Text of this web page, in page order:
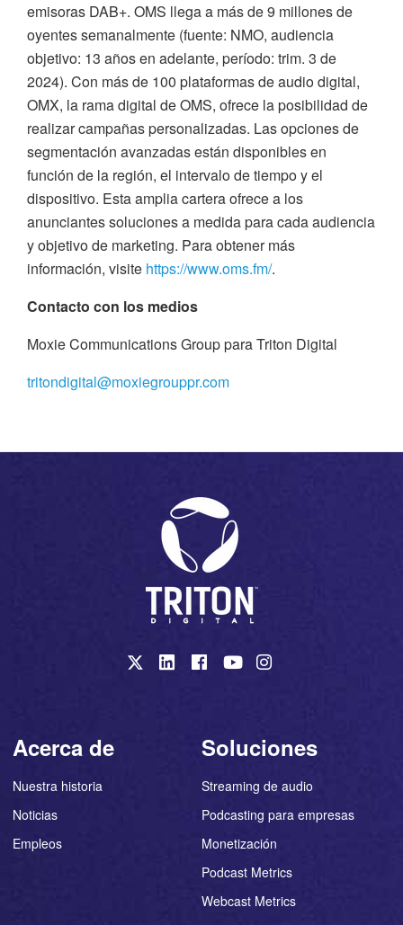
emisoras DAB+. OMS llega a más de 9 millones de
oyentes semanalmente (fuente: NMO, audiencia
objetivo: 13 años en adelante, período: trim. 3 de
2024). Con más de 100 plataformas de audio digital,
OMX, la rama digital de OMS, ofrece la posibilidad de
realizar campañas personalizadas. Las opciones de
segmentación avanzadas están disponibles en
función de la región, el intervalo de tiempo y el
dispositivo. Esta amplia cartera ofrece a los
anunciantes soluciones a medida para cada audiencia
y objetivo de marketing. Para obtener más
información, visite https://www.oms.fm/.
Contacto con los medios
Moxie Communications Group para Triton Digital
tritondigital@moxiegrouppr.com
Acerca de
Nuestra historia
Noticias
Empleos
Soluciones
Streaming de audio
Podcasting para empresas
Monetización
Podcast Metrics
Webcast Metrics